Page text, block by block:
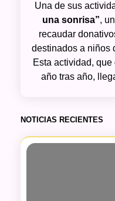
Una de sus
una sonrisa”,
recaudar
destinados a niños
Esta actividad,
año tras año,
NOTICIAS RECIENTES